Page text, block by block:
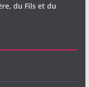
du Fils et du